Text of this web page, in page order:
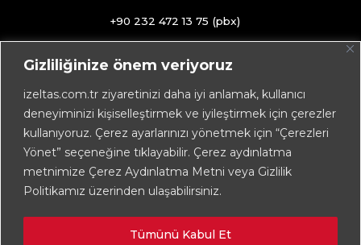
Gizliliğinize önem veriyoruz
izeltas.com.tr ziyaretinizi daha iyi anlamak, kullanıcı
deneyiminizi kişiselleştirmek ve iyileştirmek için çerezler
kullanıyoruz. Çerez ayarlarınızı yönetmek için “Çerezleri
Yönet” seçeneğine tıklayabilir. Çerez aydınlatma
metnimize Çerez Aydınlatma Metni veya Gizlilik
Politikamız üzerinden ulaşabilirsiniz.
Tümünü Kabul Et
+90 232 472 13 75 (pbx)
info@izeltas.com.tr